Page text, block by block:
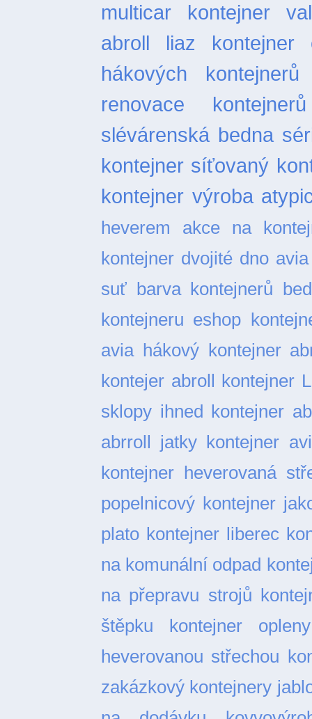
multicar
kontejner
abroll
liaz kontejner
hákových kontejnerů
renovace kontejnerů
slévárenská bedna
kontejner síťovaný
kontejner výroba
heverem
akce na
kontejner dvojité dno
suť barva kontejnerů
kontejneru eshop
avia hákový kontejner
kontejer abroll kontejner
sklopy ihned kontejner
abrroll jatky kontejner
kontejner heverovaná
popelnicový kontejner
plato kontejner liberec
na komunální odpad
na přepravu strojů
štěpku
kontejner opleny
heverovanou střechou
zakázkový kontejnery